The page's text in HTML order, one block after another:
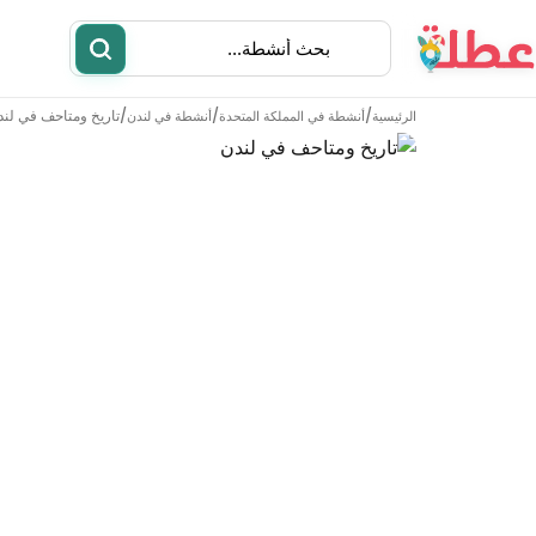
الرئيسية/أنشطة في المملكة المتحدة/أنشطة فيلندن/تاريخ ومتاحف في